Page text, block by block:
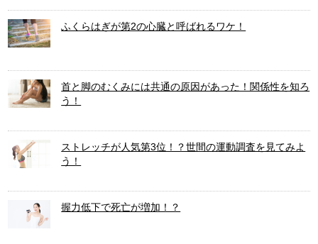
ふくらはぎが第2の心臓と呼ばれるワケ！
首と脚のむくみには共通の原因があった！関係性を知ろ
う！
ストレッチが人気第3位！？世間の運動調査を見てみよ
う！
握力低下で死亡が増加！？